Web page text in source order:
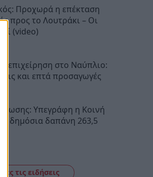
Προχωρά η επέκταση
προς το Λουτράκι – Οι
(video)
επιχείρηση στο Ναύπλιο:
και επτά προσαγωγές
Υπεγράφη η Κοινή
δημόσια δαπάνη 263,5
τις ειδήσεις